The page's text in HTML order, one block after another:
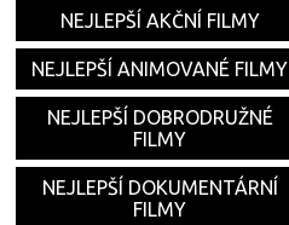
NEJLEPŠÍ AKČNÍ FILMY
NEJLEPŠÍ ANIMOVANÉ FILMY
NEJLEPŠÍ DOBRODRUŽNÉ
FILMY
NEJLEPŠÍ DOKUMENTÁRNÍ
FILMY